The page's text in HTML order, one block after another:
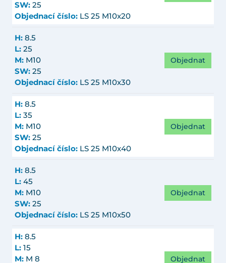
SW: 25
Objednací číslo: LS 25 M10x20
H: 8.5
L: 25
M: M10
SW: 25
Objednací číslo: LS 25 M10x30
Objednat
H: 8.5
L: 35
M: M10
SW: 25
Objednací číslo: LS 25 M10x40
Objednat
H: 8.5
L: 45
M: M10
SW: 25
Objednací číslo: LS 25 M10x50
Objednat
H: 8.5
L: 15
M: M 8 Objednat